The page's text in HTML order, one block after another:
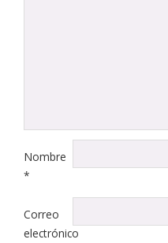
Nombre
*
Correo
electrónico